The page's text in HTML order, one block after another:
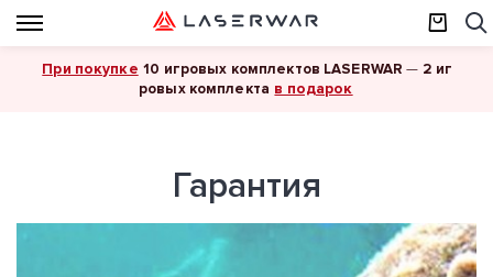
При покупке 10 игровых комплектов LASERWAR — 2 иг
ровых комплекта в подарок
Гарантия